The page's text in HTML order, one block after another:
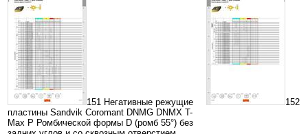
151 Негативные режущие
пластины Sandvik Coromant DNMG DNMX T-
Max P Ромбической формы D (ромб 55°) без
152